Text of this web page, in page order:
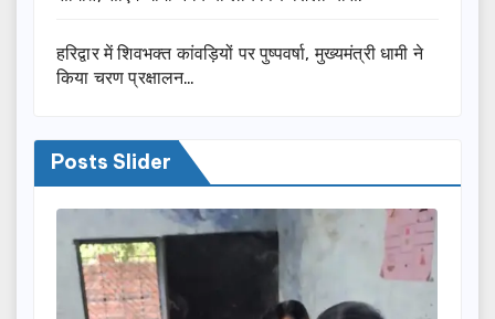
हरिद्वार में शिवभक्त कांवड़ियों पर पुष्पवर्षा, मुख्यमंत्री धामी ने
किया चरण प्रक्षालन…
Posts Slider